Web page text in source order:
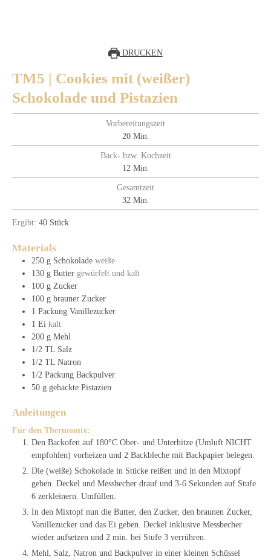
DRUCKEN
TM5 | Cookies mit (weißer)
Schokolade und Pistazien
Vorbereitungszeit
20Minuten
Min.
Back- bzw. Kochzeit
12Minuten
Min.
Gesamtzeit
32Minuten
Min.
Ergibt: 40 Stück
Materials
250 g Schokolade weiße
130 g Butter gewürfelt und kalt
100 g Zucker
100 g brauner Zucker
1 Packung Vanillezucker
1 Ei kalt
200 g Mehl
1/2 TL Salz
1/2 TL Natron
1/2 Packung Backpulver
50 g gehackte Pistazien
Anleitungen
Für den Thermomix:
Den Backofen auf 180°C Ober- und Unterhitze (Umluft NICHT
empfohlen) vorheizen und 2 Backbleche mit Backpapier belegen.
Die (weiße) Schokolade in Stücke reißen und in den Mixtopf
geben. Deckel und Messbecher drauf und 3-6 Sekunden auf Stufe
6 zerkleinern. Umfüllen.
In den Mixtopf nun die Butter, den Zucker, den braunen Zucker,
Vanillezucker und das Ei geben. Deckel inklusive Messbecher
wieder aufsetzen und 2 min. bei Stufe 3 verrühren.
Mehl, Salz, Natron und Backpulver in einer kleinen Schüssel